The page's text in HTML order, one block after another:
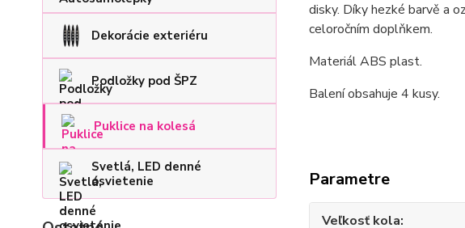
Dekorácie exteriéru
Podložky pod ŠPZ
Puklice na kolesá
Svetlá, LED denné
osvietenie
disky. Díky hezké barvě a
celoročním doplňkem.
Materiál ABS plast.
Balení obsahuje 4 kusy.
Parametre
Veľkosť kola